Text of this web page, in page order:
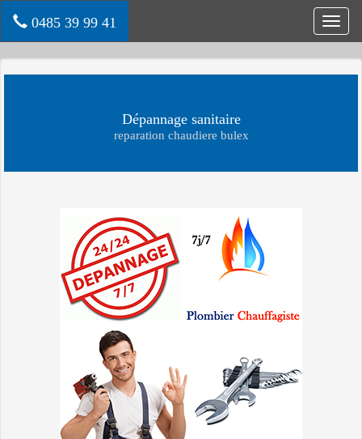
0485 39 99 41
Dépannage sanitaire
reparation chaudiere bulex